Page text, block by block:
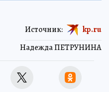
Надежда ПЕТРУНИНА
Источник: kp.ru